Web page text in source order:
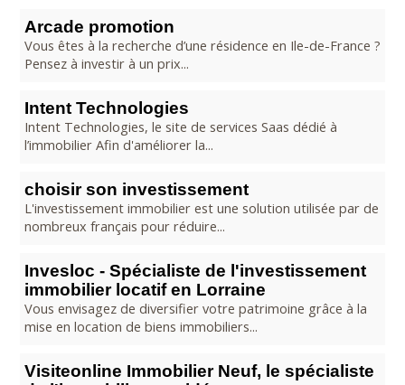
Arcade promotion
Vous êtes à la recherche d’une résidence en Ile-de-France ?
Pensez à investir à un prix...
Intent Technologies
Intent Technologies, le site de services Saas dédié à
l’immobilier Afin d'améliorer la...
choisir son investissement
L'investissement immobilier est une solution utilisée par de
nombreux français pour réduire...
Invesloc - Spécialiste de l'investissement
immobilier locatif en Lorraine
Vous envisagez de diversifier votre patrimoine grâce à la
mise en location de biens immobiliers...
Visiteonline Immobilier Neuf, le spécialiste